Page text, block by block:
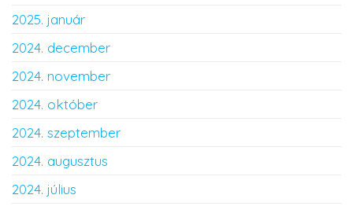
2025. január
2024. december
2024. november
2024. október
2024. szeptember
2024. augusztus
2024. július